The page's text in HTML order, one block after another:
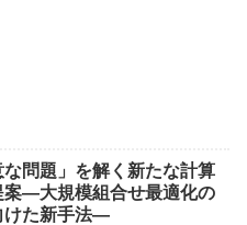
な問題」を解く新たな計算
案―大規模組合せ最適化の
けた新手法―